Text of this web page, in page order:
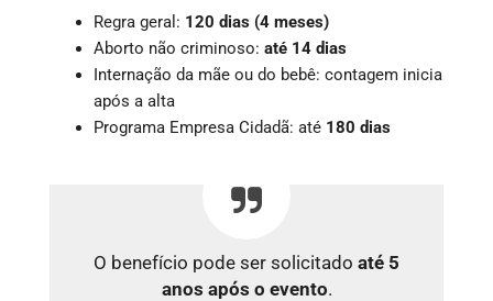
Regra geral: 120 dias (4 meses)
Aborto não criminoso: até 14 dias
Internação da mãe ou do bebê: contagem inicia
após a alta
Programa Empresa Cidadã: até 180 dias
O benefício pode ser solicitado até 5
anos após o evento.